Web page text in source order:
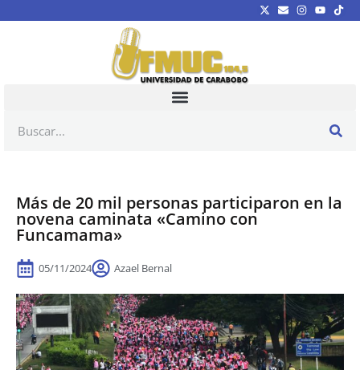
Más de 20 mil personas participaron en la
novena caminata «Camino con
Funcamama»
05/11/2024 Azael Bernal